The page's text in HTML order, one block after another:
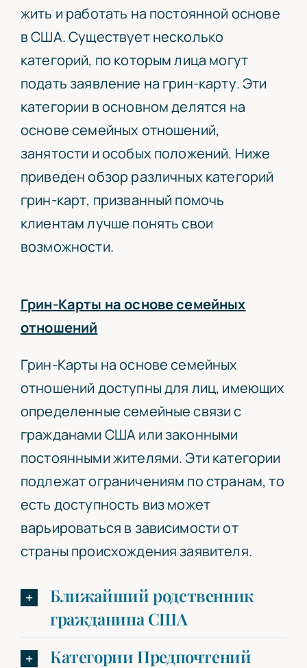
жить и работать на постоянной основе
в США. Существует несколько
категорий, по которым лица могут
подать заявление на грин-карту. Эти
категории в основном делятся на
основе семейных отношений,
занятости и особых положений. Ниже
приведен обзор различных категорий
грин-карт, призванный помочь
клиентам лучше понять свои
возможности.
Грин-Карты на основе семейных
отношений
Грин-Карты на основе семейных
отношений доступны для лиц, имеющих
определенные семейные связи с
гражданами США или законными
постоянными жителями. Эти категории
подлежат ограничениям по странам, то
есть доступность виз может
варьироваться в зависимости от
страны происхождения заявителя.
Ближайший родственник
гражданина США
Категории Предпочтений